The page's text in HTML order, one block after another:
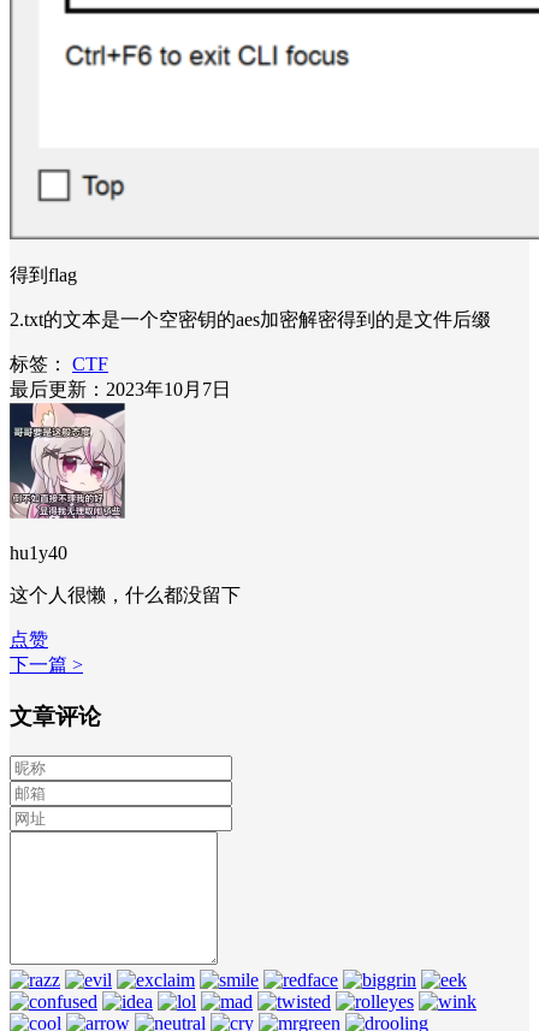
得到flag
2.txt的文本是一个空密钥的aes加密解密得到的是文件后缀
标签：
CTF
最后更新：2023年10月7日
hu1y40
这个人很懒，什么都没留下
点赞
下一篇 >
文章评论